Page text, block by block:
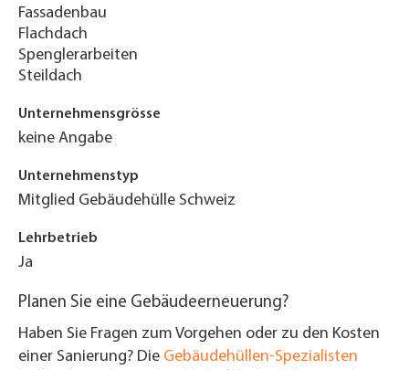
Fassadenbau
Flachdach
Spenglerarbeiten
Steildach
Unternehmensgrösse
keine Angabe
Unternehmenstyp
Mitglied Gebäudehülle Schweiz
Lehrbetrieb
Ja
Planen Sie eine Gebäudeerneuerung?
Haben Sie Fragen zum Vorgehen oder zu den Kosten
einer Sanierung? Die Gebäudehüllen-Spezialisten